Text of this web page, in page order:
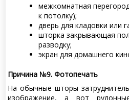
межкомнатная
к потолку);
дверь для кладовки или
шторка закрывающая
разводку;
экран для домашнего
Причина №9. Фотопечать
На обычные шторы
изображение, а вот